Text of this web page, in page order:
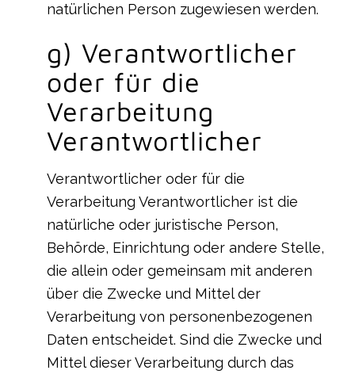
natürlichen Person zugewiesen werden.
g) Verantwortlicher
oder für die
Verarbeitung
Verantwortlicher
Verantwortlicher oder für die
Verarbeitung Verantwortlicher ist die
natürliche oder juristische Person,
Behörde, Einrichtung oder andere Stelle,
die allein oder gemeinsam mit anderen
über die Zwecke und Mittel der
Verarbeitung von personenbezogenen
Daten entscheidet. Sind die Zwecke und
Mittel dieser Verarbeitung durch das